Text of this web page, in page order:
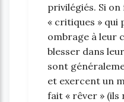
privilégiés. Si
« critiques » qui
ombrage à leur
blesser dans
sont
et exercent un
fait « rêver » (ils